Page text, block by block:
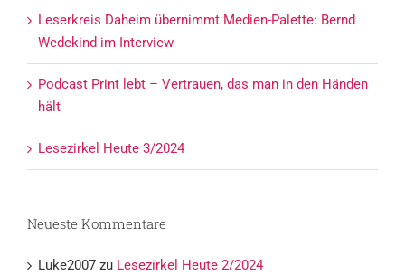
Leserkreis Daheim übernimmt Medien-Palette: Bernd
Wedekind im Interview
Podcast Print lebt – Vertrauen, das man in den Händen
hält
Lesezirkel Heute 3/2024
Neueste Kommentare
Luke2007 zu Lesezirkel Heute 2/2024